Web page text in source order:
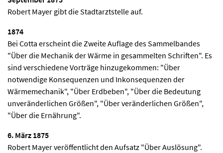
Robert Mayer gibt die Stadtarztstelle auf.
1874
Bei Cotta erscheint die Zweite Auflage des Sammelbandes
"Über die Mechanik der Wärme in gesammelten Schriften". Es
sind verschiedene Vorträge hinzugekommen: "Über
notwendige Konsequenzen und Inkonsequenzen der
Wärmemechanik", "Über Erdbeben", "Über die Bedeutung
unveränderlichen Größen", "Über veränderlichen Größen",
"Über die Ernährung".
6. März 1875
Robert Mayer veröffentlicht den Aufsatz "Über Auslösung".